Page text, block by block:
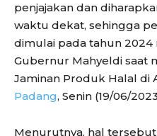
penjajakan dan
waktu dekat, sehingga
dimulai pada tahun 2024
Gubernur Mahyeldi saat
Jaminan Produk Halal di
Padang, Senin (19/06/
Menurutnya, hal